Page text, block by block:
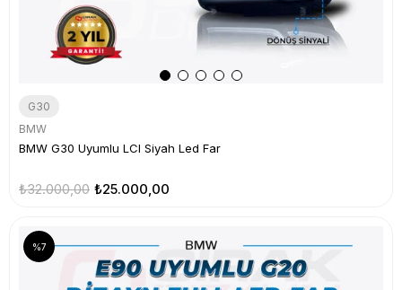
G30
BMW
BMW G30 Uyumlu LCI Siyah Led Far
₺25.000,00
₺32.000,00
%7